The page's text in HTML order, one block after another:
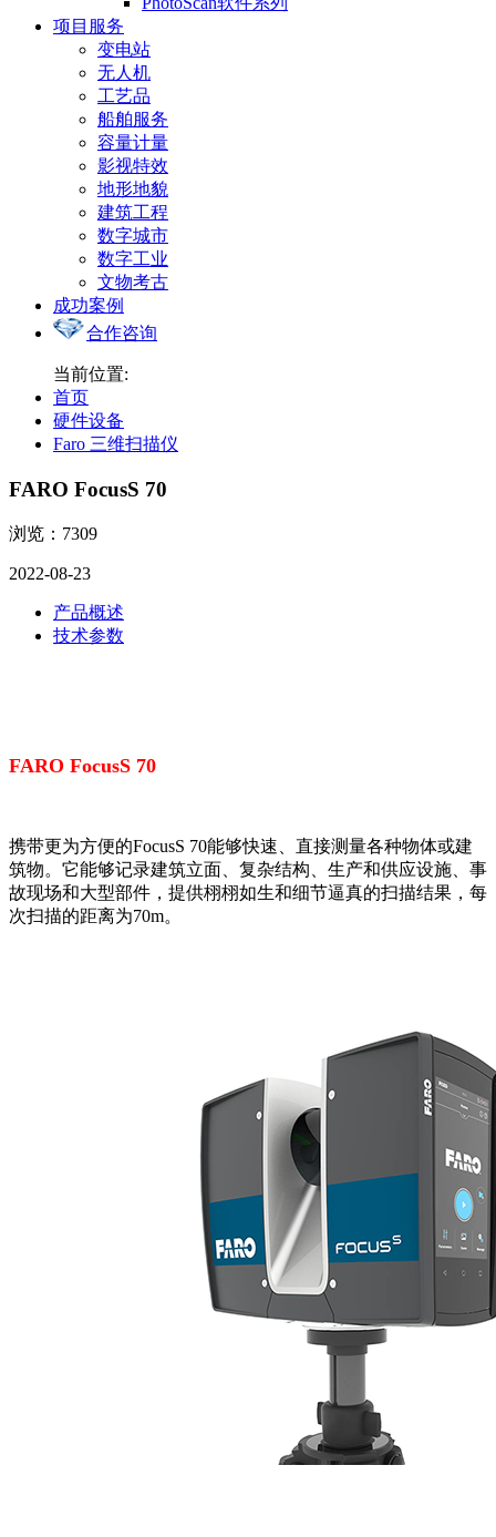
项目服务
变电站
无人机
工艺品
船舶服务
容量计量
影视特效
地形地貌
建筑工程
数字城市
数字工业
文物考古
成功案例
合作咨询
当前位置:
首页
硬件设备
Faro 三维扫描仪
FARO FocusS 70
浏览：7309
2022-08-23
产品概述
技术参数
FARO FocusS 70
携带更为方便的FocusS 70能够快速、直接测量各种物体或建
筑物。它能够记录建筑立面、复杂结构、生产和供应设施、事
故现场和大型部件，提供栩栩如生和细节逼真的扫描结果，每
次扫描的距离为70m。